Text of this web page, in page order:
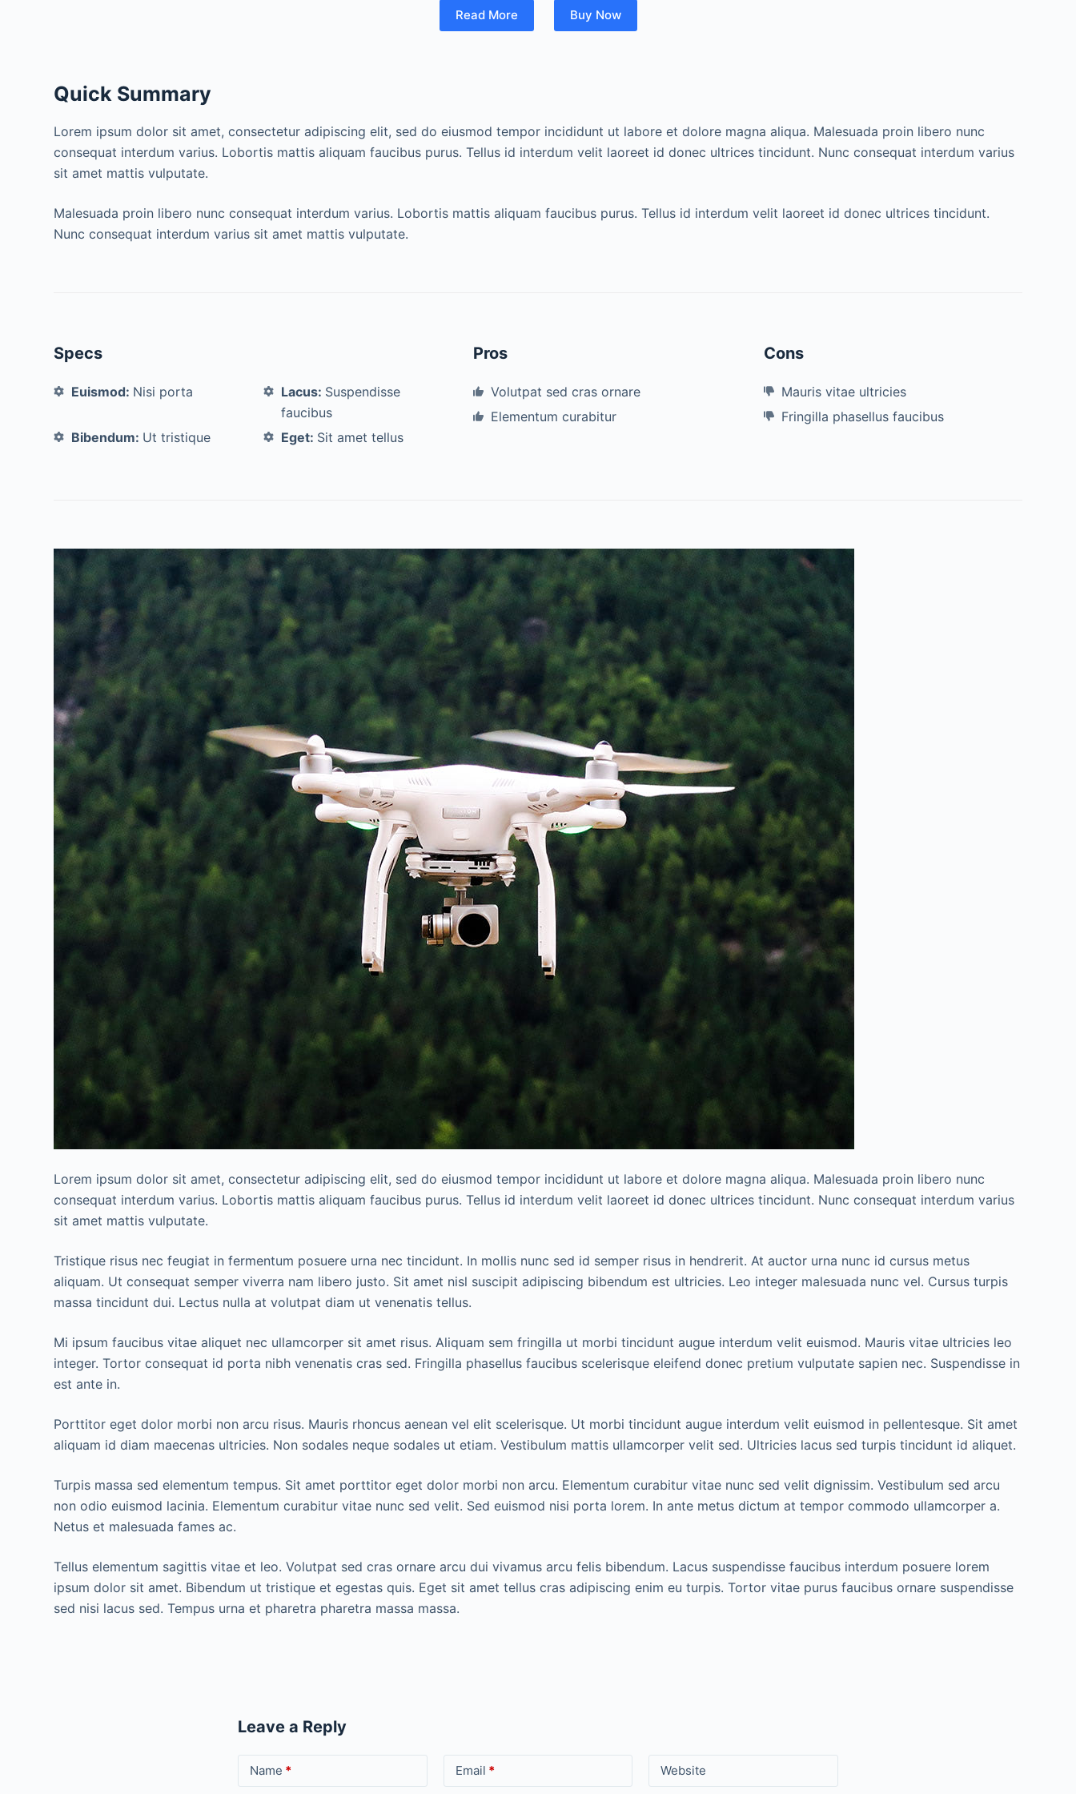
Read More Buy Now
Quick Summary
Lorem ipsum dolor sit amet, consectetur adipiscing elit, sed do eiusmod tempor incididunt ut labore et dolore magna aliqua. Malesuada proin libero nunc
consequat interdum varius. Lobortis mattis aliquam faucibus purus. Tellus id interdum velit laoreet id donec ultrices tincidunt. Nunc consequat interdum varius
sit amet mattis vulputate.
Malesuada proin libero nunc consequat interdum varius. Lobortis mattis aliquam faucibus purus. Tellus id interdum velit laoreet id donec ultrices tincidunt.
Nunc consequat interdum varius sit amet mattis vulputate.
Specs
Euismod: Nisi porta Lacus: Suspendisse
faucibus
Bibendum: Ut tristique Eget: Sit amet tellus
Pros
Volutpat sed cras ornare
Elementum curabitur
Cons
Mauris vitae ultricies
Fringilla phasellus faucibus
Lorem ipsum dolor sit amet, consectetur adipiscing elit, sed do eiusmod tempor incididunt ut labore et dolore magna aliqua. Malesuada proin libero nunc
consequat interdum varius. Lobortis mattis aliquam faucibus purus. Tellus id interdum velit laoreet id donec ultrices tincidunt. Nunc consequat interdum varius
sit amet mattis vulputate.
Tristique risus nec feugiat in fermentum posuere urna nec tincidunt. In mollis nunc sed id semper risus in hendrerit. At auctor urna nunc id cursus metus
aliquam. Ut consequat semper viverra nam libero justo. Sit amet nisl suscipit adipiscing bibendum est ultricies. Leo integer malesuada nunc vel. Cursus turpis
massa tincidunt dui. Lectus nulla at volutpat diam ut venenatis tellus.
Mi ipsum faucibus vitae aliquet nec ullamcorper sit amet risus. Aliquam sem fringilla ut morbi tincidunt augue interdum velit euismod. Mauris vitae ultricies leo
integer. Tortor consequat id porta nibh venenatis cras sed. Fringilla phasellus faucibus scelerisque eleifend donec pretium vulputate sapien nec. Suspendisse in
est ante in.
Porttitor eget dolor morbi non arcu risus. Mauris rhoncus aenean vel elit scelerisque. Ut morbi tincidunt augue interdum velit euismod in pellentesque. Sit amet
aliquam id diam maecenas ultricies. Non sodales neque sodales ut etiam. Vestibulum mattis ullamcorper velit sed. Ultricies lacus sed turpis tincidunt id aliquet.
Turpis massa sed elementum tempus. Sit amet porttitor eget dolor morbi non arcu. Elementum curabitur vitae nunc sed velit dignissim. Vestibulum sed arcu
non odio euismod lacinia. Elementum curabitur vitae nunc sed velit. Sed euismod nisi porta lorem. In ante metus dictum at tempor commodo ullamcorper a.
Netus et malesuada fames ac.
Tellus elementum sagittis vitae et leo. Volutpat sed cras ornare arcu dui vivamus arcu felis bibendum. Lacus suspendisse faucibus interdum posuere lorem
ipsum dolor sit amet. Bibendum ut tristique et egestas quis. Eget sit amet tellus cras adipiscing enim eu turpis. Tortor vitae purus faucibus ornare suspendisse
sed nisi lacus sed. Tempus urna et pharetra pharetra massa massa.
Leave a Reply
Name * Email * Website